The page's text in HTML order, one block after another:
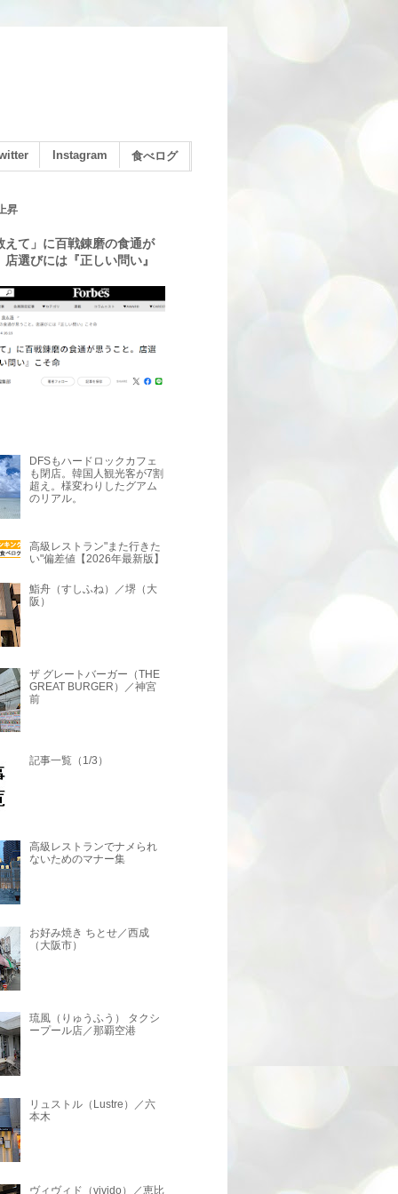
Instagram 食べログ
昇
えて」に百戦錬磨の食通が
選びには『正しい問い』
DFSもハードロックカフェ
も閉店。韓国人観光客が7割
超え。様変わりしたグアム
のリアル。
高級レストラン"また行きた
い"偏差値【2026年最新版】
鮨舟（すしふね）／堺（大
阪）
ザ グレートバーガー（THE
GREAT BURGER）／神宮
前
記事一覧（1/3）
高級レストランでナメられ
ないためのマナー集
お好み焼き ちとせ／西成
（大阪市）
琉風（りゅうふう） タクシ
ープール店／那覇空港
リュストル（Lustre）／六
本木
ヴィヴィド（vivido）／恵比